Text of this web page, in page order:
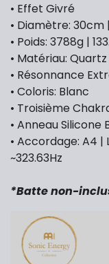
• Effet Givré
• Diamètre: 30cm
• Poids: 3788g |
• Matériau:
• Résonnance
• Coloris: Blanc
• Troisième
• Anneau Silicone
• Accordage: A4 |
~323.63Hz
*Battenon-